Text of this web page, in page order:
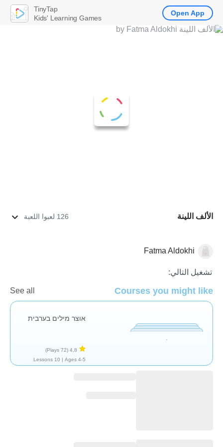
الألف اللينة 126 لعبوا اللعبة
العربيةFatma Aldokhi
تشغيل التالي:
Courses you might like
See all
אוצר מילים בערבית
4,8
(72 Plays)
Ages 4-5 |
10 Lessons
TinyTap
Kids' Learning Games
Open App